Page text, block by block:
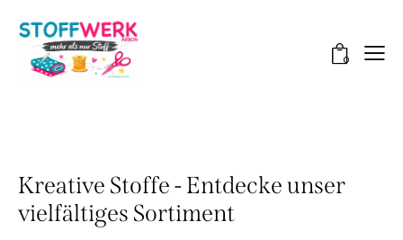
0
Kreative Stoffe - Entdecke unser
vielfältiges Sortiment